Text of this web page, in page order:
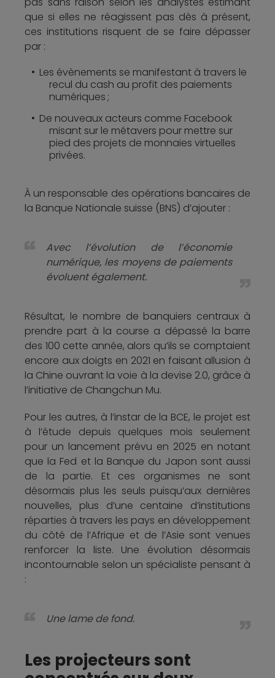
que si elles ne réagissent pas dès à présent,
ces institutions risquent de se faire dépasser
par :
Les évènements se manifestant à travers le
recul du cash au profit des paiements
numériques ;
De nouveaux acteurs comme Facebook
misant sur le métavers pour mettre sur
pied des projets de monnaies virtuelles
privées.
À un responsable des opérations bancaires de
la Banque Nationale suisse (BNS) d’ajouter :
Avec l’évolution de l’économie
numérique, les moyens de paiements
évoluent également.
Résultat, le nombre de banquiers centraux à
prendre part à la course a dépassé la barre
des 100 cette année, alors qu’ils se comptaient
encore aux doigts en 2021 en faisant allusion à
la Chine ouvrant la voie à la devise 2.0, grâce à
l’initiative de Changchun Mu.
Pour les autres, à l’instar de la BCE, le projet est
à l’étude depuis quelques mois seulement
pour un lancement prévu en 2025 en notant
que la Fed et la Banque du Japon sont aussi
de la partie. Et ces organismes ne sont
désormais plus les seuls puisqu’aux dernières
nouvelles, plus d’une centaine d’institutions
réparties à travers les pays en développement
du côté de l’Afrique et de l’Asie sont venues
renforcer la liste. Une évolution désormais
incontournable selon un spécialiste pensant à
:
Une lame de fond.
Les projecteurs sont